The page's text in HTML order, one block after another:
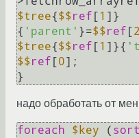
$tree{$$ ref [ 1 ]}
{ 'parent' }=$$ ref [2
$tree{$$ ref [ 1 ]}{
$$ ref [0];
надо обработать от
foreach $key ( sort